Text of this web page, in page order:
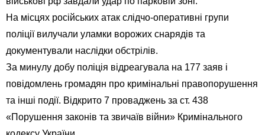
На місцях російських атак слідчо-оперативні групи
поліції вилучали уламки ворожих снарядів та
документували наслідки обстрілів.
За минулу добу поліція відреагувала на 177 заяв і
повідомлень громадян про кримінальні правопорушення
та інші події. Відкрито 7 проваджень за ст. 438
«Порушення законів та звичаїв війни» Кримінального